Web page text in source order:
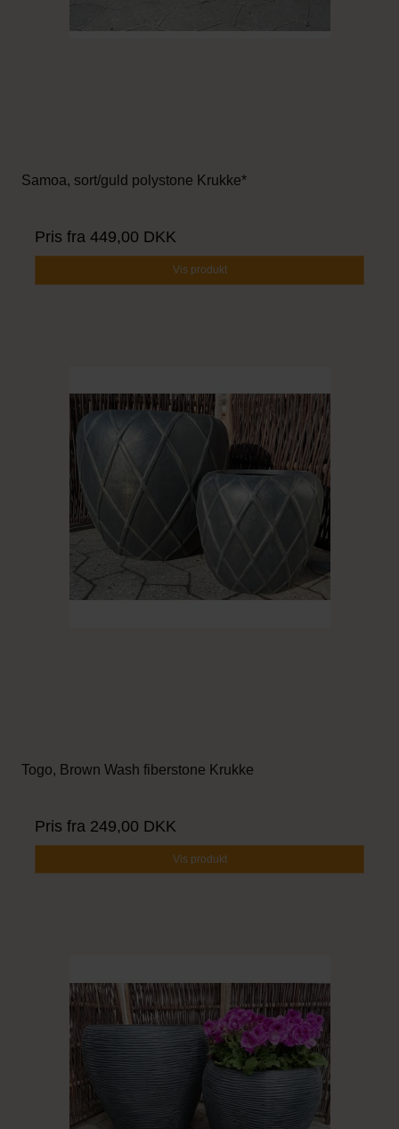
Samoa, sort/guld polystone Krukke*
Pris fra 449,00 DKK
Vis produkt
Togo, Brown Wash fiberstone Krukke
Pris fra 249,00 DKK
Vis produkt